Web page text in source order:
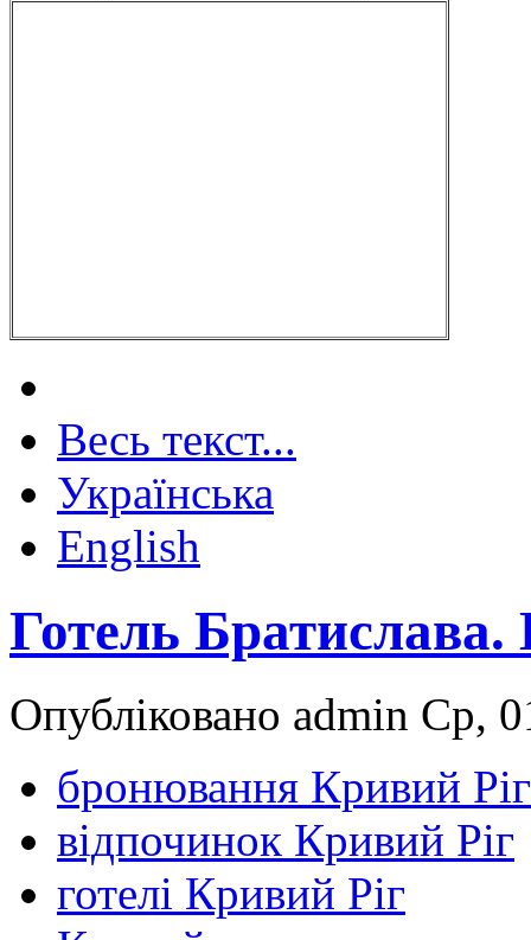
Весь текст...
Українська
English
Готель Братислава.
Опубліковано admin Ср,
бронювання Кривий Ріг
відпочинок Кривий Ріг
готелі Кривий Ріг